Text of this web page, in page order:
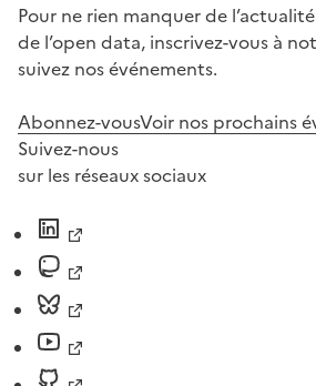
Pour ne rien manquer de
de l’open data, inscrivez-vous à
suivez nos événements.
Abonnez-vousVoir nos prochains
Suivez-nous
sur les réseaux sociaux